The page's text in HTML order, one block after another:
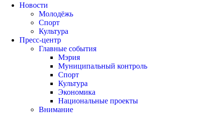
Новости
Молодёжь
Спорт
Культура
Пресс-центр
Главные события
Мэрия
Муниципальный контроль
Спорт
Культура
Экономика
Национальные проекты
Внимание